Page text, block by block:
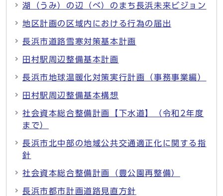
湖（うみ）の辺（べ）のまち長浜未来ビジョン
地区計画の区域内における行為の届出
長浜市道路雪寒対策基本計画
田村駅周辺整備基本計画
長浜市地球温暖化対策実行計画（事務事業編）
田村駅周辺整備基本構想
社会資本総合整備計画【下水道】（令和2年度
まで）
長浜市北中部の地域公共交通適正化に関する指
針
社会資本総合整備計画（豊公園再整備）
長浜市都市計画道路見直方針